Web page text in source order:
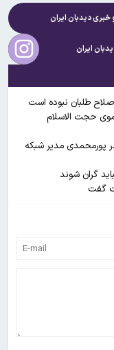
و خبریدیدبان ایران
ایران
طلبان نبوده است
حجت الاسلام
پورمحمدی مدیر شبکه
گران شوند
گفت